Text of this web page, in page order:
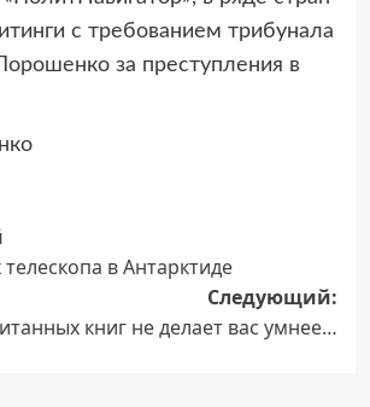
с требованием трибунала
за преступления в
в Антарктиде
Следующий:
книг не делает вас умнее…